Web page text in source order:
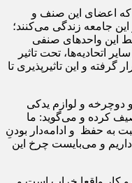
که اعضای این صنف و
این جامعه زندگی می‌کنند؛
این واحدهای صنفی
اتحادیه‌ها، تحت تاثیر
و این تاثیرپذیری تا
دوچرخه و لوازم یدکی
کرده و می‌گوید: ما
به حفظ و ادامه‌دار بودنِ
داریم و می‌بایست چرخ این